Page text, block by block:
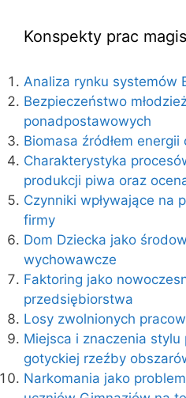
Konspekty prac
Analiza rynku systemów
Bezpieczeństwo
ponadpostawowych
Biomasa źródłem
Charakterystyka
produkcji piwa oraz
Czynniki wpływające na
firmy
Dom Dziecka jako
wychowawcze
Faktoring jako
przedsiębiorstwa
Losy zwolnionych
Miejsca i znaczenia
gotyckiej rzeźby
Narkomania jako